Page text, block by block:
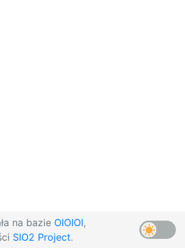
na bazie OIOIOI,
SIO2 Project.